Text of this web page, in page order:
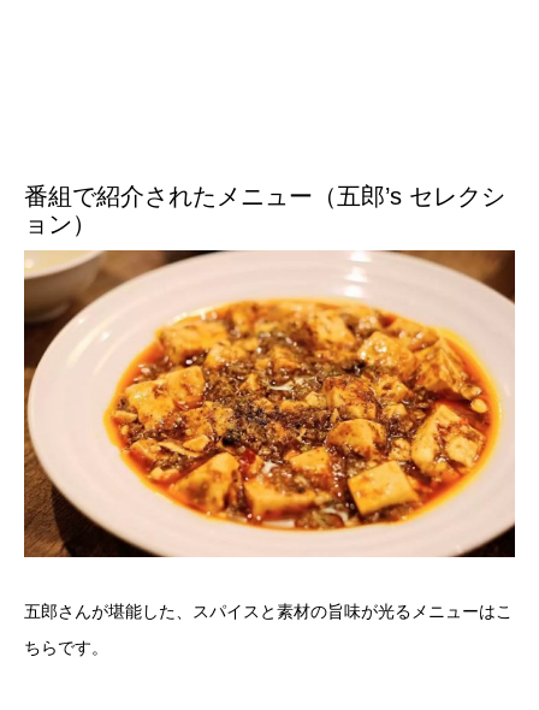
番組で紹介されたメニュー（五郎’s セレクシ
ョン）
五郎さんが堪能した、スパイスと素材の旨味が光るメニューはこ
ちらです。